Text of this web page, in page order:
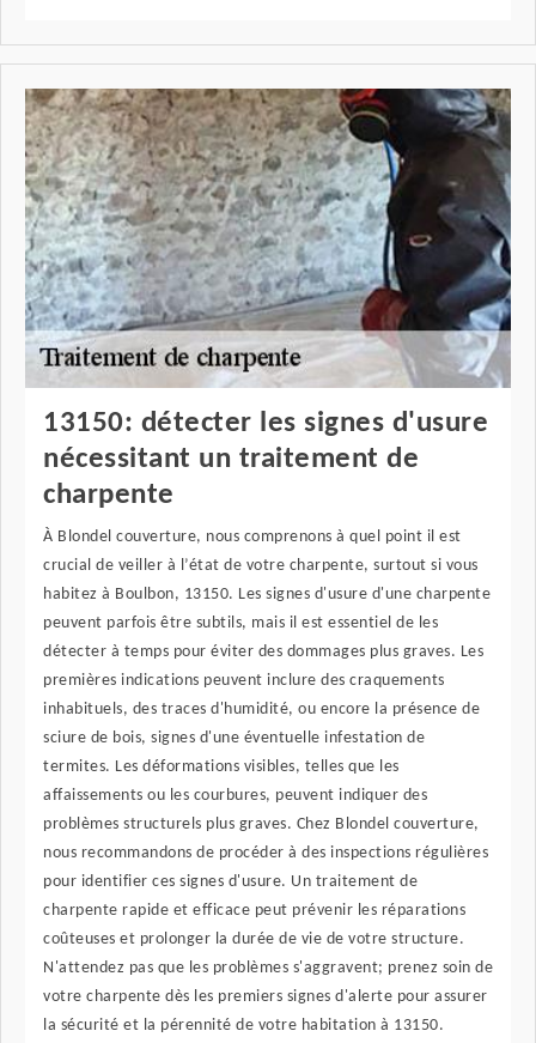
13150: détecter les signes d'usure
nécessitant un traitement de
charpente
À Blondel couverture, nous comprenons à quel point il est
crucial de veiller à l’état de votre charpente, surtout si vous
habitez à Boulbon, 13150. Les signes d'usure d'une charpente
peuvent parfois être subtils, mais il est essentiel de les
détecter à temps pour éviter des dommages plus graves. Les
premières indications peuvent inclure des craquements
inhabituels, des traces d'humidité, ou encore la présence de
sciure de bois, signes d'une éventuelle infestation de
termites. Les déformations visibles, telles que les
affaissements ou les courbures, peuvent indiquer des
problèmes structurels plus graves. Chez Blondel couverture,
nous recommandons de procéder à des inspections régulières
pour identifier ces signes d'usure. Un traitement de
charpente rapide et efficace peut prévenir les réparations
coûteuses et prolonger la durée de vie de votre structure.
N'attendez pas que les problèmes s'aggravent; prenez soin de
votre charpente dès les premiers signes d'alerte pour assurer
la sécurité et la pérennité de votre habitation à 13150.